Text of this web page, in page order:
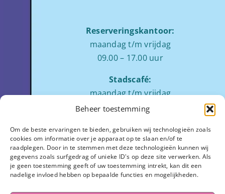
Beheer toestemming
Om de beste ervaringen te bieden, gebruiken wij technologieën zoals
cookies om informatie over je apparaat op te slaan en/of te
raadplegen. Door in te stemmen met deze technologieën kunnen wij
gegevens zoals surfgedrag of unieke ID's op deze site verwerken. Als
je geen toestemming geeft of uw toestemming intrekt, kan dit een
nadelige invloed hebben op bepaalde functies en mogelijkheden.
Reserveringskantoor:
maandag t/m vrijdag
09.00 – 17.00 uur
Stadscafé:
maandag t/m vrijdag
tussen 09:00 – 17:00 uur
Zaalverhuur:
ochtend: 08.00 tot 12.00
middag: 13.00 tot 17.00
avond:op aanvraag
Stadhuisplein 7